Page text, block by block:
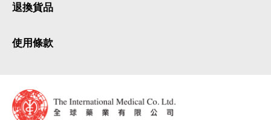
退換貨品
使用條款